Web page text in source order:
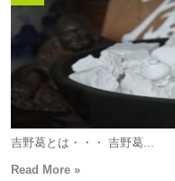
吉野葛とは・・・ 吉野葛...
Read More »